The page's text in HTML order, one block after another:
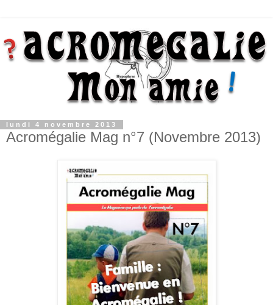
lundi 4 novembre 2013
Acromégalie Mag n°7 (Novembre 2013)